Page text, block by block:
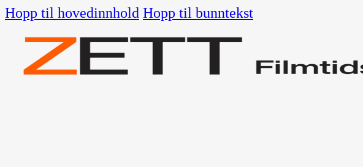
Hopp til hovedinnhold Hopp til bunntekst